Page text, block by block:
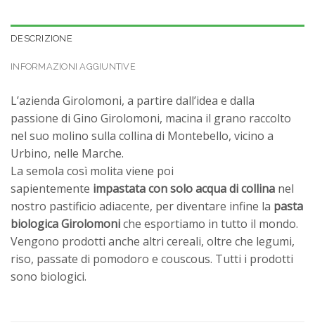
DESCRIZIONE
INFORMAZIONI AGGIUNTIVE
L’azienda Girolomoni, a partire dall’idea e dalla
passione di Gino Girolomoni, macina il grano raccolto
nel suo molino sulla collina di Montebello, vicino a
Urbino, nelle Marche.
La semola così molita viene poi
sapientemente impastata con solo acqua di collina nel
nostro pastificio adiacente, per diventare infine la pasta
biologica Girolomoniche esportiamo in tutto il mondo.
Vengono prodotti anche altri cereali, oltre che legumi,
riso, passate di pomodoro e couscous. Tutti i prodotti
sono biologici.